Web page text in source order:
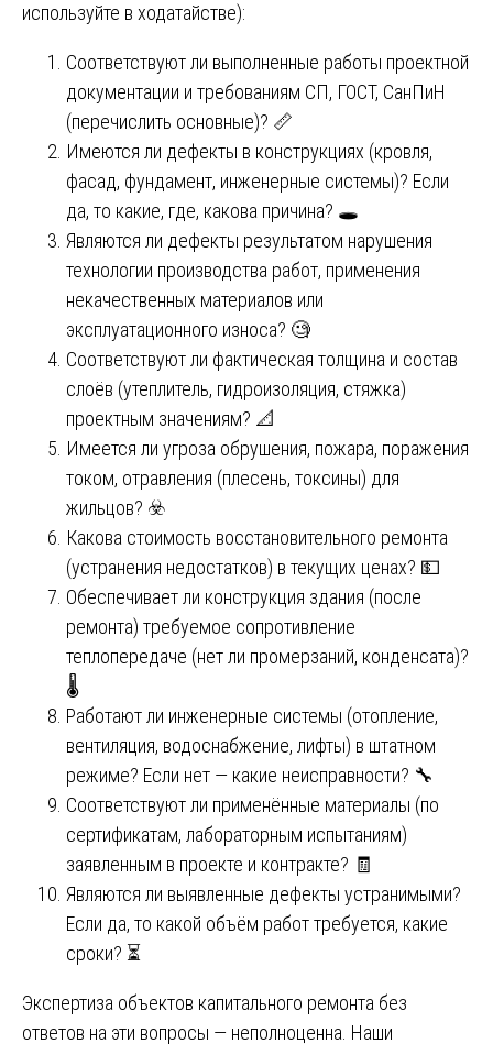
используйте в ходатайстве):
Соответствуют ли выполненные работы проектной
документации и требованиям СП, ГОСТ, СанПиН
(перечислить основные)? 📏
Имеются ли дефекты в конструкциях (кровля,
фасад, фундамент, инженерные системы)? Если
да, то какие, где, какова причина? 🕳️
Являются ли дефекты результатом нарушения
технологии производства работ, применения
некачественных материалов или
эксплуатационного износа? 🧐
Соответствуют ли фактическая толщина и состав
слоёв (утеплитель, гидроизоляция, стяжка)
проектным значениям? 📐
Имеется ли угроза обрушения, пожара, поражения
током, отравления (плесень, токсины) для
жильцов? ☣️
Какова стоимость восстановительного ремонта
(устранения недостатков) в текущих ценах? 💵
Обеспечивает ли конструкция здания (после
ремонта) требуемое сопротивление
теплопередаче (нет ли промерзаний, конденсата)?
🌡️
Работают ли инженерные системы (отопление,
вентиляция, водоснабжение, лифты) в штатном
режиме? Если нет — какие неисправности? 🔧
Соответствуют ли применённые материалы (по
сертификатам, лабораторным испытаниям)
заявленным в проекте и контракте? 🧾
Являются ли выявленные дефекты устранимыми?
Если да, то какой объём работ требуется, какие
сроки? ⏳
Экспертиза объектов капитального ремонта без
ответов на эти вопросы — неполноценна. Наши